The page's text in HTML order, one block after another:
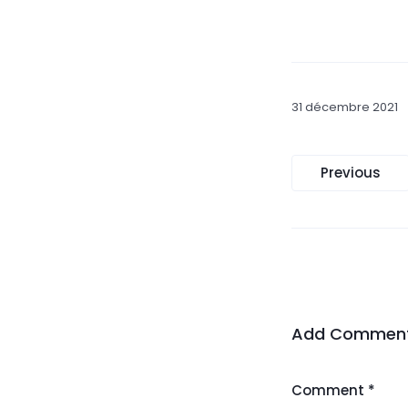
31 décembre 2021
Previous
Add
Comment *